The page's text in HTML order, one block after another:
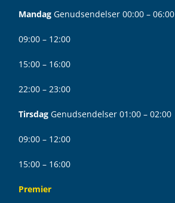
Mandag Genudsendelser 00:00 – 06:00
09:00 – 12:00
15:00 – 16:00
22:00 – 23:00
Tirsdag Genudsendelser 01:00 – 02:00
09:00 – 12:00
15:00 – 16:00
Premier